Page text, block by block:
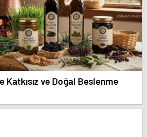
Katkısız ve Doğal Beslenme